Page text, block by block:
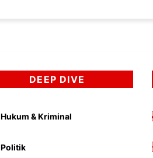
DEEP DIVE
Hukum & Kriminal
Politik